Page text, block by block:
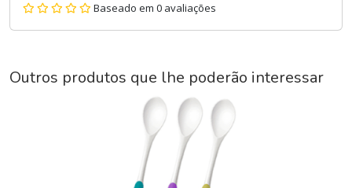
Baseado em 0 avaliações
Outros produtos que lhe poderão interessar